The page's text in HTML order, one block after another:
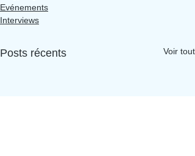
Evénements
Interviews
Posts récents Voir tout